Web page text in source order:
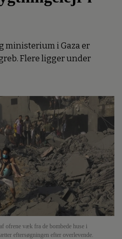
ministerium i Gaza er
Flere ligger under
ofrene væk fra de bombede huse i
eftersøgningen efter overlevende.